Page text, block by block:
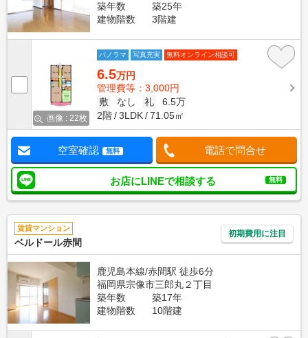
築年数
築25年
建物階数
3階建
画像 : 22枚
パノラマ 写真充実 無料オンライン相談可
6.5万円
管理費等：3,000円
敷
なし 礼
6.5万
2階
3LDK 71.05㎡
空室確認 無料 電話で問合せ
お店にLINEで相談する 無料
賃貸マンション
ベルドール赤間
初期費用に注目
鹿児島本線/赤間駅 徒歩6分
福岡県宗像市三郎丸２丁目
築年数
築17年
建物階数
10階建